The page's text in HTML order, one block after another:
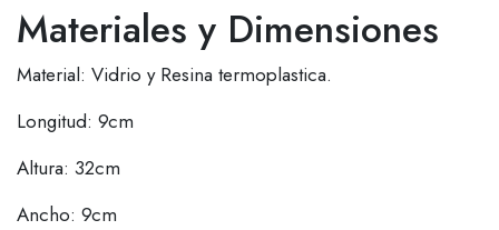
Materiales y Dimensiones
Material: Vidrio y Resina termoplastica.
Longitud: 9cm
Altura: 32cm
Ancho: 9cm